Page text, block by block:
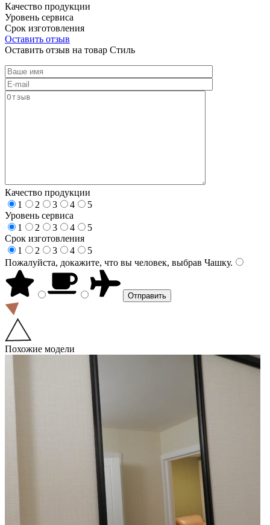
Качество продукции
Уровень сервиса
Срок изготовления
Оставить отзыв
Оставить отзыв на товар Стиль
Качество продукции
1
2 3 4
5
Уровень сервиса
1
2 3 4
5
Срок изготовления
1
2 3 4
5
Пожалуйста, докажите, что вы человек, выбрав Чашку.
Похожие модели